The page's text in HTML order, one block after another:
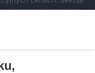
społecznością
wybierać spośród